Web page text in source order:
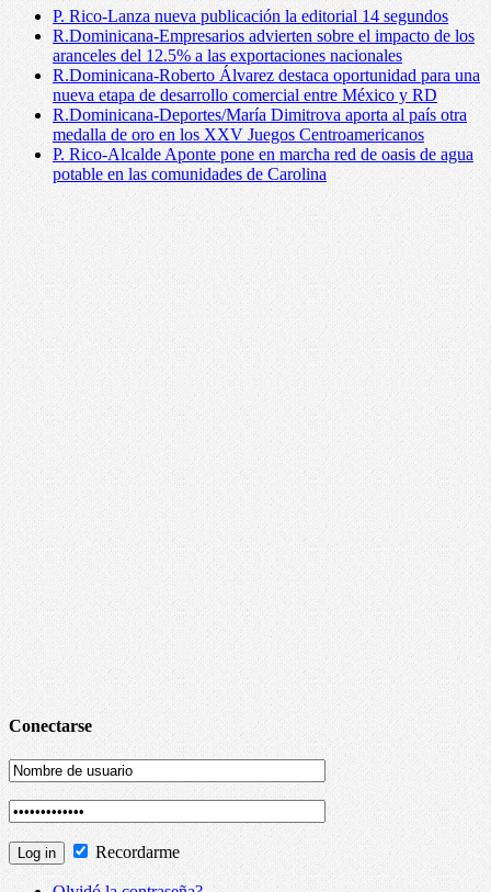
P. Rico-Lanza nueva publicación la editorial 14 segundos
R.Dominicana-Empresarios advierten sobre el impacto de los
aranceles del 12.5% a las exportaciones nacionales
R.Dominicana-Roberto Álvarez destaca oportunidad para una
nueva etapa de desarrollo comercial entre México y RD
R.Dominicana-Deportes/María Dimitrova aporta al país otra
medalla de oro en los XXV Juegos Centroamericanos
P. Rico-Alcalde Aponte pone en marcha red de oasis de agua
potable en las comunidades de Carolina
Conectarse
Recordarme